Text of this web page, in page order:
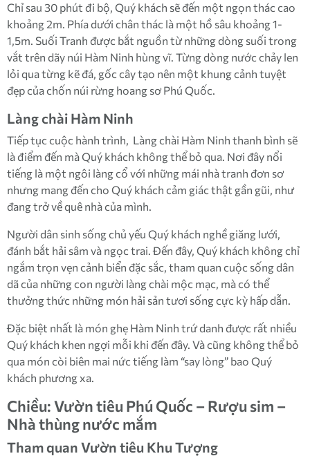
Chỉ sau 30 phút đi bộ, Quý khách sẽ đến một ngọn thác cao
khoảng 2m. Phía dưới chân thác là một hồ sâu khoảng 1-
1,5m. Suối Tranh được bắt nguồn từ những dòng suối trong
vắt trên dãy núi Hàm Ninh hùng vĩ. Từng dòng nước chảy len
lỏi qua từng kẽ đá, gốc cây tạo nên một khung cảnh tuyệt
đẹp của chốn núi rừng hoang sơ Phú Quốc.
Làng chài Hàm Ninh
Tiếp tục cuộc hành trình, Làng chài Hàm Ninh thanh bình sẽ
là điểm đến mà Quý khách không thể bỏ qua. Nơi đây nổi
tiếng là một ngôi làng cổ với những mái nhà tranh đơn sơ
nhưng mang đến cho Quý khách cảm giác thật gần gũi, như
đang trở về quê nhà của mình.
Người dân sinh sống chủ yếu Quý khách nghề giăng lưới,
đánh bắt hải sâm và ngọc trai. Đến đây, Quý khách không chỉ
ngắm trọn vẹn cảnh biển đặc sắc, tham quan cuộc sống dân
dã của những con người làng chài mộc mạc, mà có thể
thưởng thức những món hải sản tươi sống cực kỳ hấp dẫn.
Đặc biệt nhất là món ghẹ Hàm Ninh trứ danh được rất nhiều
Quý khách khen ngợi mỗi khi đến đây. Và cũng không thể bỏ
qua món còi biên mai nức tiếng làm “say lòng” bao Quý
khách phương xa.
Chiều: Vườn tiêu Phú Quốc – Rượu sim –
Nhà thùng nước mắm
Tham quan Vườn tiêu Khu Tượng